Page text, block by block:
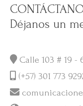
Déjanos un
Calle 103 # 19 -
(+57) 301 773